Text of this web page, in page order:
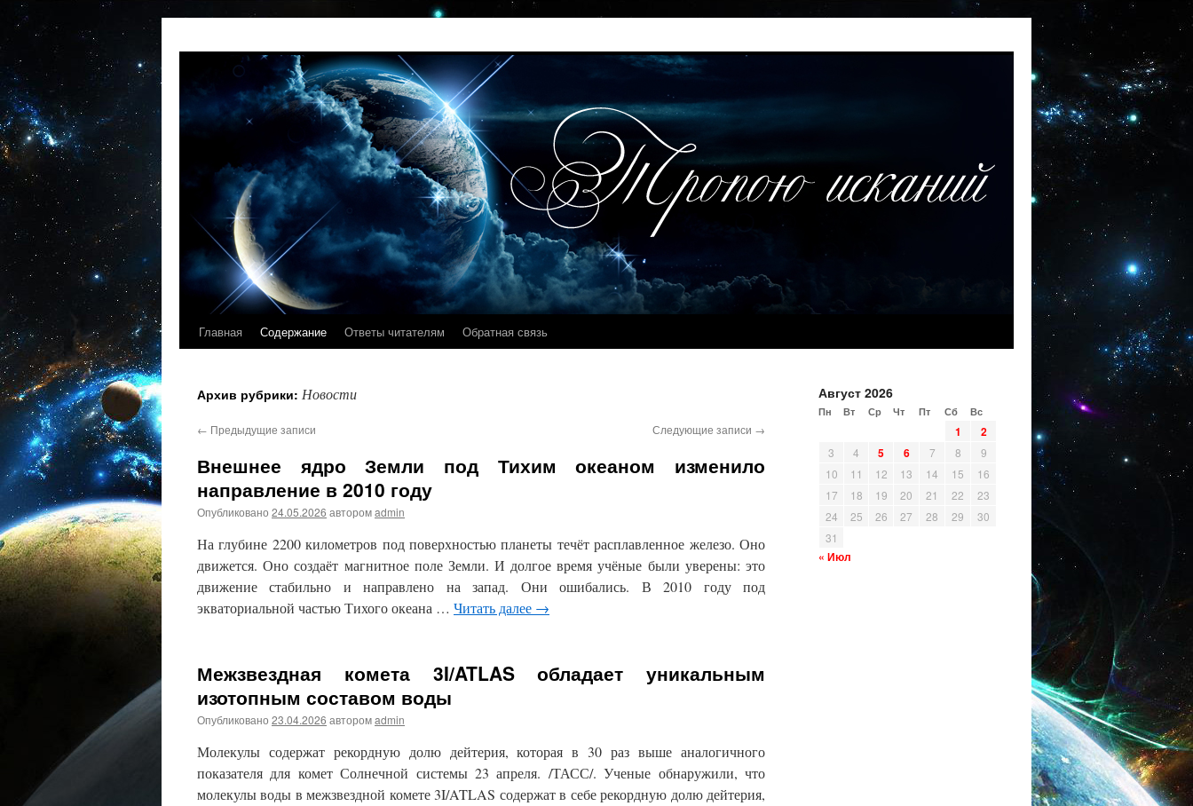
Главная Содержание Ответы читателям Обратная связь
Архив рубрики: Новости
← Предыдущие записи Следующие записи →
Внешнее ядро ​​Земли под Тихим океаном изменило
направление в 2010 году
Опубликовано 24.05.2026 авторомadmin
На глубине 2200 километров под поверхностью планеты течёт расплавленное железо. Оно
движется. Оно создаёт магнитное поле Земли. И долгое время учёные были уверены: это
движение стабильно и направлено на запад. Они ошибались. В 2010 году под
экваториальной частью Тихого океана … Читать далее →
Межзвездная комета 3I/ATLAS обладает уникальным
изотопным составом воды
Опубликовано 23.04.2026 авторомadmin
Молекулы содержат рекордную долю дейтерия, которая в 30 раз выше аналогичного
показателя для комет Солнечной системы 23 апреля. /ТАСС/. Ученые обнаружили, что
молекулы воды в межзвездной комете 3I/ATLAS содержат в себе рекордную долю дейтерия,
Август 2026
Пн Вт Ср Чт Пт Сб Вс
« Июл
1 2
3 4 5 6 7 8
9
10
11 12 13 14 15
16
17
18 19 20 21 22
23
24
25 26 27 28 29
30
31